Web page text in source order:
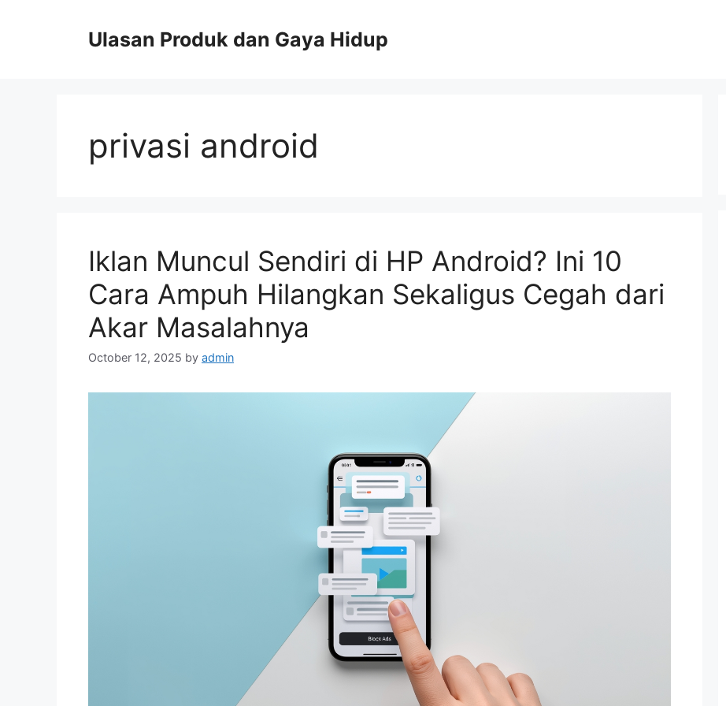
Ulasan Produk dan Gaya Hidup
privasi android
Iklan Muncul Sendiri di HP Android? Ini 10
Cara Ampuh Hilangkan Sekaligus Cegah dari
Akar Masalahnya
October 12, 2025 by admin